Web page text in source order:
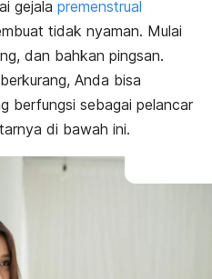
gejala premenstrual
tidak nyaman. Mulai
dan bahkan pingsan.
Anda bisa
berfungsi sebagai pelancar
di bawah ini.